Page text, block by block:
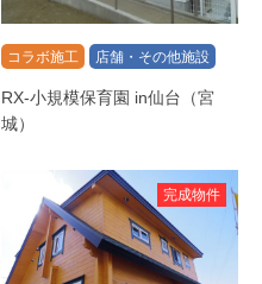
コラボ施工 店舗・その他施設
RX-小規模保育園 in仙台（宮
城）
完成物件